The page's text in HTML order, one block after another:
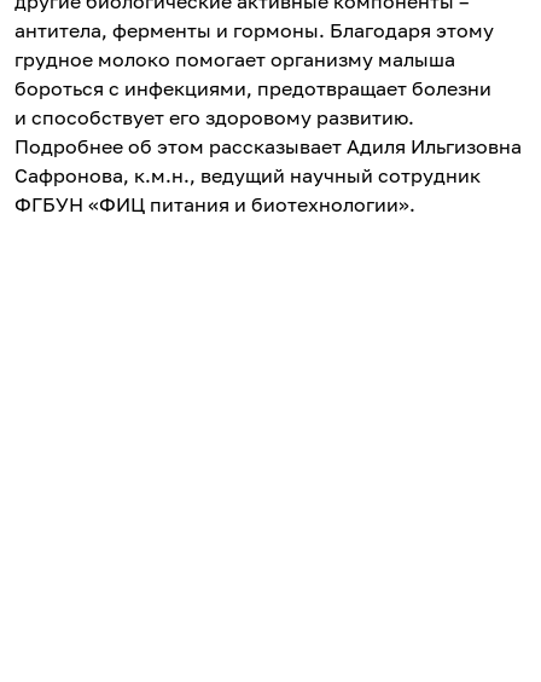
антитела, ферменты и гормоны. Благодаря этому
грудное молоко помогает организму малыша
бороться с инфекциями, предотвращает болезни
и способствует его здоровому развитию.
Подробнее об этом рассказывает Адиля Ильгизовна
Сафронова, к.м.н., ведущий научный сотрудник
ФГБУН «ФИЦ питания и биотехнологии».